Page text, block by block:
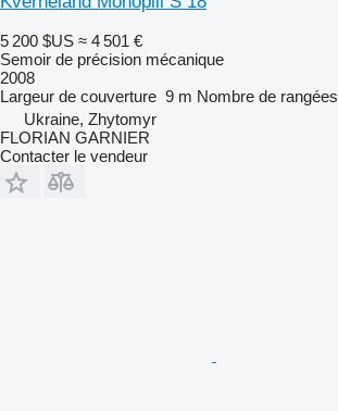
5 200 $US ≈ 4 501 €
Semoir de précision mécanique
2008
Largeur de couverture 9 m Nombre de rangées
Ukraine, Zhytomyr
FLORIAN GARNIER
Contacter le vendeur